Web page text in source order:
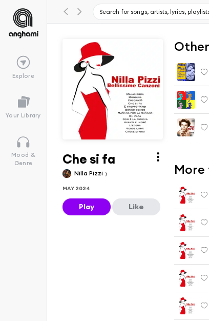
Explore
Your Library
Mood &
Genre
Che si fa
Nilla Pizzi
MAY 2024
Play Like
More